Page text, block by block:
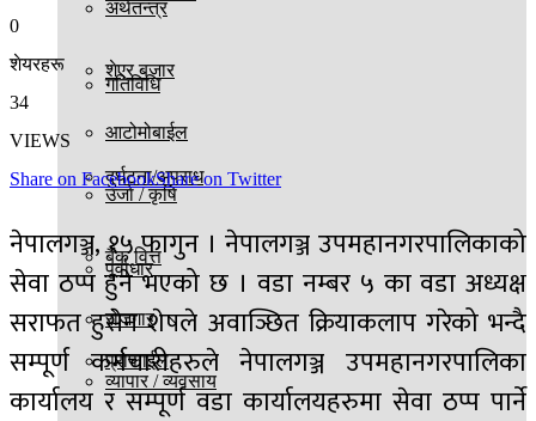
अर्थतन्त्र
शेएर बजार
आटोमोबाईल
उर्जा / कृषि
बैंक वित्त
रोजगार
व्यापार / व्यवसाय
गतिविधि
दुर्घटना/अपराध
पूर्वाधार
प्रोफाईल
0
शेयरहरू
34
VIEWS
Share on FacebookShare on Twitter
नेपालगञ्ज, १५ फागुन । नेपालगञ्ज उपमहानगरपालिकाको
सेवा ठप्प हुने भएको छ । वडा नम्बर ५ का वडा अध्यक्ष
सराफत हुसेन शेषले अवाञ्छित क्रियाकलाप गरेको भन्दै
सम्पूर्ण कर्मचारीहरुले नेपालगञ्ज उपमहानगरपालिका
कार्यालय र सम्पूर्ण वडा कार्यालयहरुमा सेवा ठप्प पार्ने